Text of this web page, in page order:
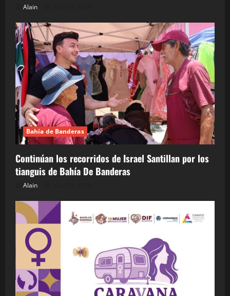
Alain
Bahía de Banderas
Continúan los recorridos de Israel Santillan por los
tianguis de Bahía De Banderas
Alain